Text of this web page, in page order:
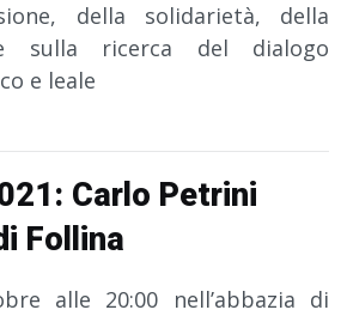
della solidarietà, della
sulla ricerca del dialogo
e leale
Carlo Petrini
Follina
alle 20:00 nell’abbazia di